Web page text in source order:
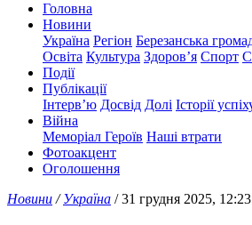
Головна
Новини
Україна Регіон Березанська
Освіта Культура Здоров’я Спорт
Події
Публікації
Інтерв’ю Досвід Долі Історії
Війна
Меморіал Героїв Наші втрати
Фотоакцент
Оголошення
Новини /Україна / 31 грудня 2025, 12:23